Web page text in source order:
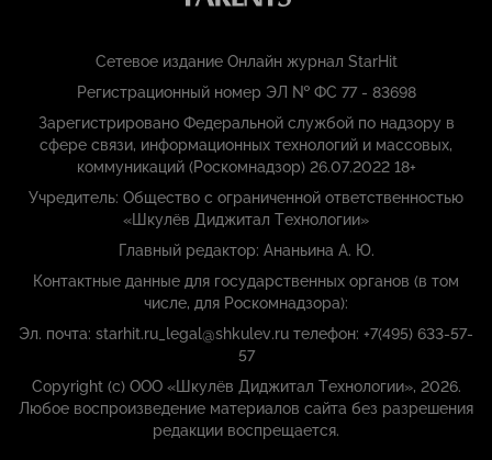
Сетевое издание Онлайн журнал StarHit
Регистрационный номер ЭЛ № ФС 77 - 83698
Зарегистрировано Федеральной службой по надзору в
сфере связи, информационных технологий и массовых,
коммуникаций (Роскомнадзор) 26.07.2022 18+
Учредитель: Общество с ограниченной ответственностью
«Шкулёв Диджитал Технологии»
Главный редактор: Ананьина А. Ю.
Контактные данные для государственных органов (в том
числе, для Роскомнадзора):
Эл. почта: starhit.ru_legal@shkulev.ru телефон: +7(495) 633-57-
57
Copyright (с) ООО «Шкулёв Диджитал Технологии», 2026.
Любое воспроизведение материалов сайта без разрешения
редакции воспрещается.